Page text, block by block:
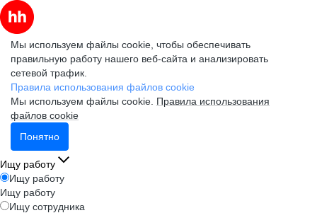
Мы используем файлы cookie, чтобы обеспечивать
правильную работу нашего веб-сайта и анализировать
сетевой трафик.
Правила использования файлов cookie
Мы используем файлы cookie. Правила использования
файлов cookie
Понятно
Ищу работу
Ищу работу
Ищу работу
Ищу сотрудника